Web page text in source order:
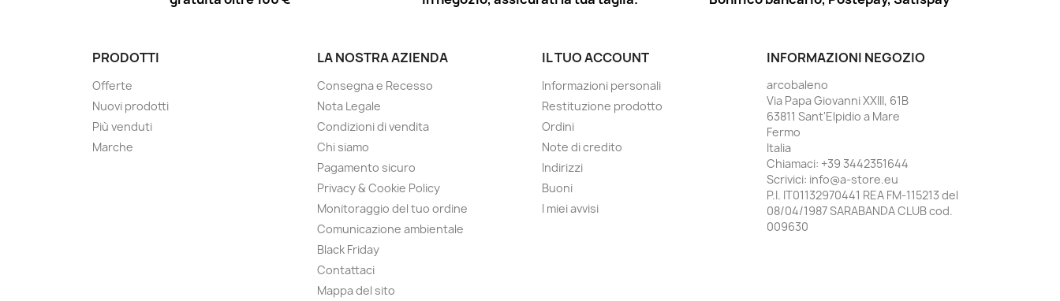
PRODOTTI
Offerte
Nuovi prodotti
Più venduti
Marche
LA NOSTRA AZIENDA
Consegna e Recesso
Nota Legale
Condizioni di vendita
Chi siamo
Pagamento sicuro
Privacy & Cookie Policy
Monitoraggio del tuo ordine
Comunicazione ambientale
Black Friday
Contattaci
Mappa del sito
IL TUO ACCOUNT
Informazioni personali
Restituzione prodotto
Ordini
Note di credito
Indirizzi
Buoni
I miei avvisi
INFORMAZIONI NEGOZIO
arcobaleno
Via Papa Giovanni XXIII, 61B
63811 Sant'Elpidio a Mare
Fermo
Italia
Chiamaci: +39 3442351644
Scrivici: info@a-store.eu
P.I. IT01132970441 REA FM-115213 del
08/04/1987 SARABANDA CLUB cod.
009630